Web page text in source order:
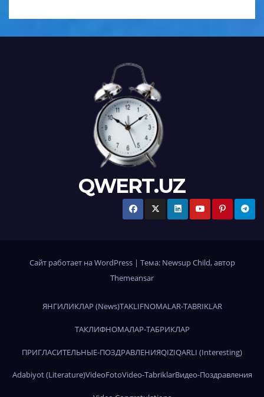
QWERT.UZ
Сайт работает на WordPress | Тема: Newsup Child, автор
Themeansar
ЯНГИЛИКЛАР (News)TAKLIFNOMALAR-TABRIKLAR
ТАКЛИФНОМАЛАР-ТАБРИКЛАР
ПРИГЛАСИТЕЛЬНЫЕ-ПОЗДРАВЛЕНИЯQIZIQARLI (Interesting)
Adabiyot (Literature)VideoFotoVideo-TabriklarВидео-Поздравления